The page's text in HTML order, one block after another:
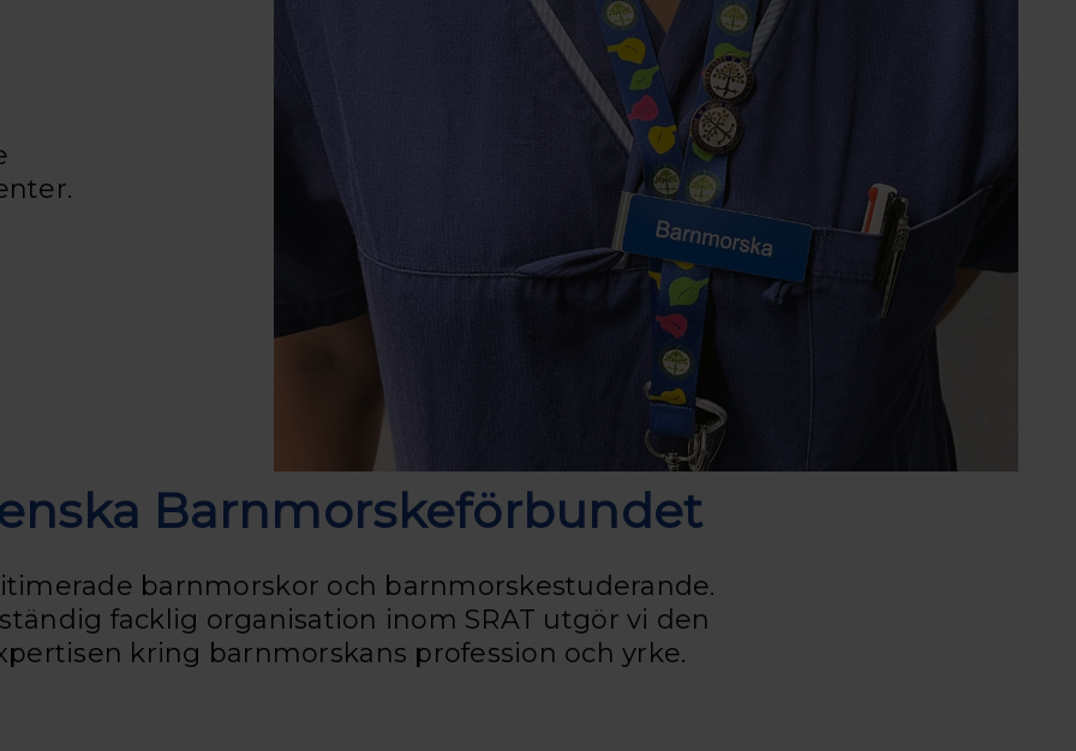
Barnmorskeförbundet
barnmorskor och barnmorskestuderande.
facklig organisation inom SRAT utgör vi den
kring barnmorskans profession och yrke.